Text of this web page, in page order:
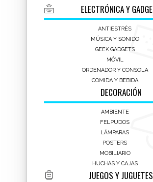
ELECTRÓNICA Y
ANTIESTRÉS
MÚSICA Y SONIDO
GEEK GADGETS
MÓVIL
ORDENADOR Y CONSOLA
COMIDA Y BEBIDA
DECORACIÓN
AMBIENTE
FELPUDOS
LÁMPARAS
POSTERS
MOBILIARIO
HUCHAS Y CAJAS
JUEGOS Y JUGUETES
Ideal para niños y actividades
Botella Sport Con Bloqueo
ÚLTIMAS UNIDADES EN STOCK
+